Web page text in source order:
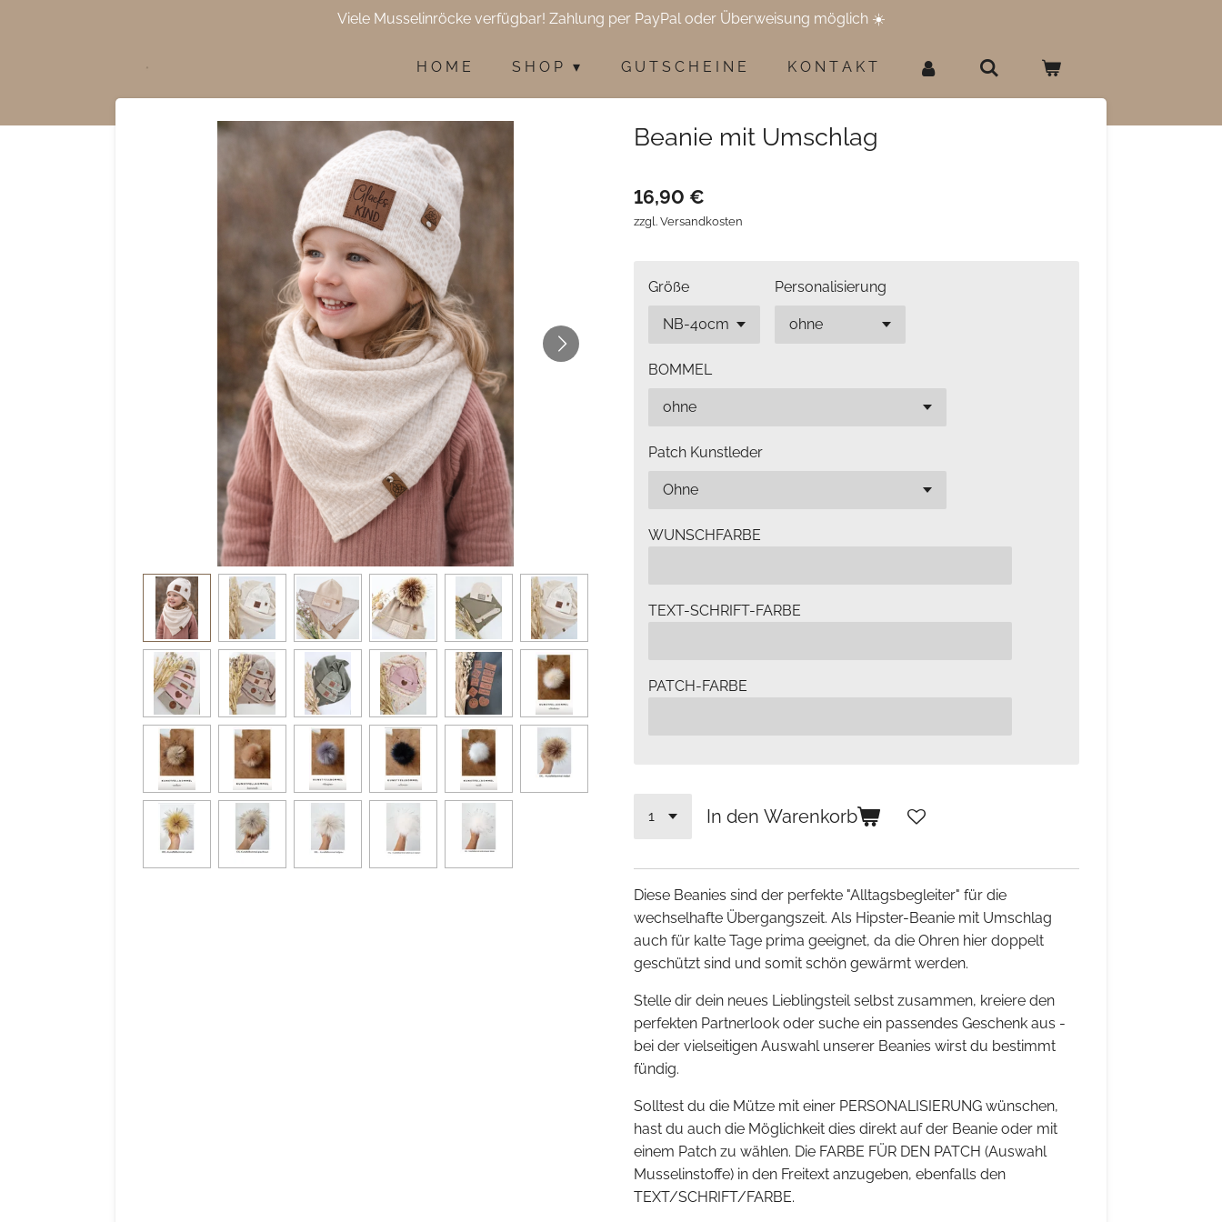
Viele Musselinröcke verfügbar! Zahlung per PayPal oder Überweisung möglich ☀️
H O M E S H O P G U T S C H E I N E K O N T A K T
Beanie mit Umschlag
16,90 €
zzgl. Versandkosten
Größe Personalisierung
BOMMEL
Patch Kunstleder
WUNSCHFARBE
TEXT-SCHRIFT-FARBE
PATCH-FARBE
In den Warenkorb
Diese Beanies sind der perfekte "Alltagsbegleiter" für die
wechselhafte Übergangszeit. Als Hipster-Beanie mit Umschlag
auch für kalte Tage prima geeignet, da die Ohren hier doppelt
geschützt sind und somit schön gewärmt werden.
Stelle dir dein neues Lieblingsteil selbst zusammen, kreiere den
perfekten Partnerlook oder suche ein passendes Geschenk aus -
bei der vielseitigen Auswahl unserer Beanies wirst du bestimmt
fündig.
Solltest du die Mütze mit einer PERSONALISIERUNG wünschen,
hast du auch die Möglichkeit dies direkt auf der Beanie oder mit
einem Patch zu wählen. Die FARBE FÜR DEN PATCH (Auswahl
Musselinstoffe) in den Freitext anzugeben, ebenfalls den
TEXT/SCHRIFT/FARBE.